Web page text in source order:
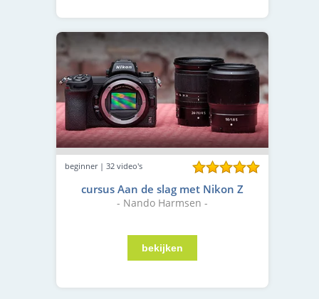
beginner | 32 video's
cursus Aan de slag met Nikon Z
- Nando Harmsen -